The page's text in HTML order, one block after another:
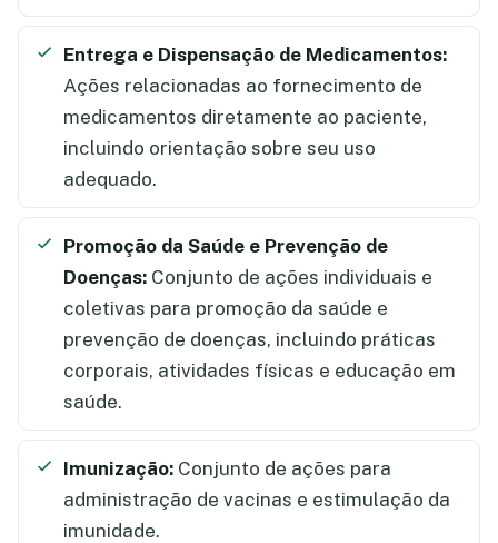
Entrega e Dispensação de Medicamentos:
Ações relacionadas ao fornecimento de
medicamentos diretamente ao paciente,
incluindo orientação sobre seu uso
adequado.
Promoção da Saúde e Prevenção de
Doenças: Conjunto de ações individuais e
coletivas para promoção da saúde e
prevenção de doenças, incluindo práticas
corporais, atividades físicas e educação em
saúde.
Imunização: Conjunto de ações para
administração de vacinas e estimulação da
imunidade.